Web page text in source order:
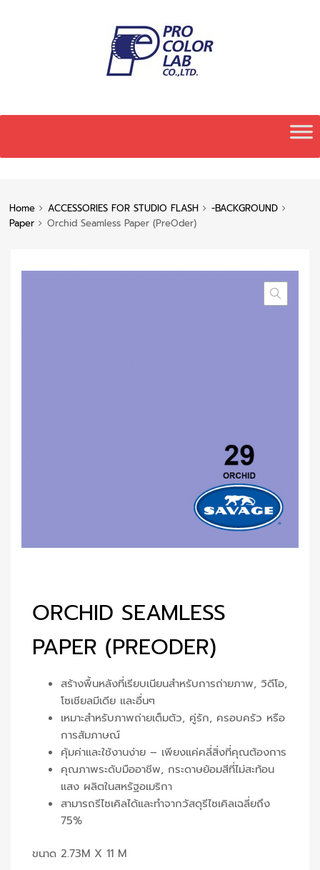
content
Home ACCESSORIES FOR STUDIO FLASH
-BACKGROUND
Paper
Orchid Seamless Paper (PreOder)
ORCHID SEAMLESS
PAPER (PREODER)
สร้างพื้นหลังที่เรียบเนียนสำหรับการถ่ายภาพ, วิดีโอ,
โซเชียลมีเดีย และอื่นๆ
เหมาะสำหรับภาพถ่ายเต็มตัว, คู่รัก, ครอบครัว หรือ
การสัมภาษณ์
คุ้มค่าและใช้งานง่าย – เพียงแค่คลี่สิ่งที่คุณต้องการ
คุณภาพระดับมืออาชีพ, กระดาษย้อมสีที่ไม่สะท้อน
แสง ผลิตในสหรัฐอเมริกา
สามารถรีไซเคิลได้และทำจากวัสดุรีไซเคิลเฉลี่ยถึง
75%
ขนาด 2.73M X 11 M